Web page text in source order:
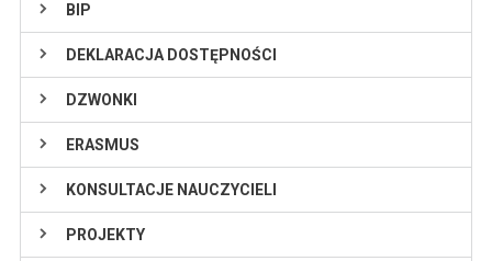
BIP
DEKLARACJA DOSTĘPNOŚCI
DZWONKI
ERASMUS
KONSULTACJE NAUCZYCIELI
PROJEKTY